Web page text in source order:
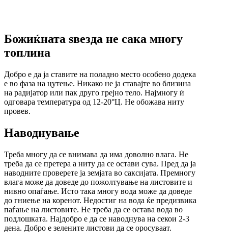
Божиќната ѕвезда не сака многу
топлина
Добро е да ја ставите на поладно место особено додека
е во фаза на цутење. Никако не ја ставајте во близина
на радијатор или пак друго грејно тело. Најмногу ѝ
одговара температура од 12-20°Ц. Не обожава ниту
провев.
Наводнување
Треба многу да се внимава да има доволно влага. Не
треба да се претера а ниту да се остави сува. Пред да ја
наводните проверете ја земјата во саксијата. Премногу
влага може да доведе до пожолтување на листовите и
нивно опаѓање. Исто така многу вода може да доведе
до гниење на коренот. Недостиг на вода ќе предизвика
паѓање на листовите. Не треба да се остава вода во
подлошката. Најдобро е да се наводнува на секои 2-3
дена. Добро е зелените листови да се оросуваат.